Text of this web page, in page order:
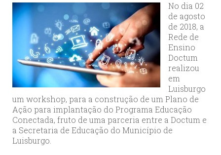
No dia 02
de agosto
de 2018, a
Rede de
Ensino
Doctum
realizou
em
Luisburgo
um workshop, para a construção de um Plano de
Ação para implantação do Programa Educação
Conectada, fruto de uma parceria entre a Doctum e
a Secretaria de Educação do Município de
Luisburgo.